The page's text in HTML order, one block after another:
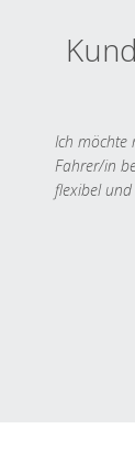
Ich möchte
Fahrer/in
flexibel